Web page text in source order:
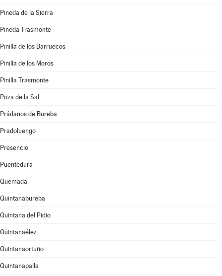
Pineda de la Sierra
Pineda Trasmonte
Pinilla de los Barruecos
Pinilla de los Moros
Pinilla Trasmonte
Poza de la Sal
Prádanos de Bureba
Pradoluengo
Presencio
Puentedura
Quemada
Quintanabureba
Quintana del Pidio
Quintanaélez
Quintanaortuño
Quintanapalla